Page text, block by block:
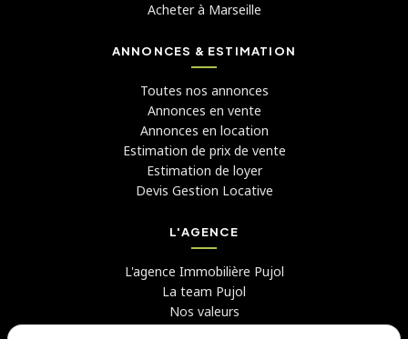
Acheter à Marseille
ANNONCES & ESTIMATION
Toutes nos annonces
Annonces en vente
Annonces en location
Estimation de prix de vente
Estimation de loyer
Devis Gestion Locative
L'AGENCE
L'agence Immobilière Pujol
La team Pujol
Nos valeurs
Avis clients